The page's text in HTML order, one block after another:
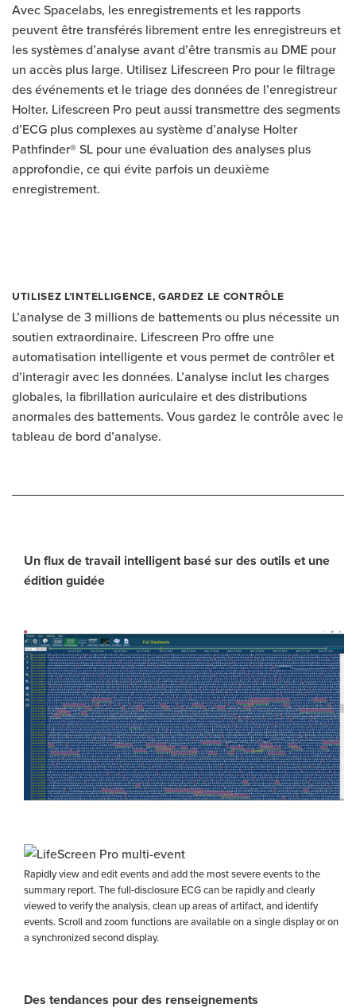
Avec Spacelabs, les enregistrements et les rapports
peuvent être transférés librement entre les enregistreurs et
les systèmes d’analyse avant d’être transmis au DME pour
un accès plus large. Utilisez Lifescreen Pro pour le filtrage
des événements et le triage des données de l’enregistreur
Holter. Lifescreen Pro peut aussi transmettre des segments
d’ECG plus complexes au système d’analyse Holter
Pathfinder® SL pour une évaluation des analyses plus
approfondie, ce qui évite parfois un deuxième
enregistrement.
UTILISEZ L’INTELLIGENCE, GARDEZ LE CONTRÔLE
L’analyse de 3 millions de battements ou plus nécessite un
soutien extraordinaire. Lifescreen Pro offre une
automatisation intelligente et vous permet de contrôler et
d’interagir avec les données. L’analyse inclut les charges
globales, la fibrillation auriculaire et des distributions
anormales des battements. Vous gardez le contrôle avec le
tableau de bord d’analyse.
Un flux de travail intelligent basé sur des outils et une
édition guidée
Rapidly view and edit events and add the most severe events to the
summary report. The full-disclosure ECG can be rapidly and clearly
viewed to verify the analysis, clean up areas of artifact, and identify
events. Scroll and zoom functions are available on a single display or on
a synchronized second display.
Des tendances pour des renseignements